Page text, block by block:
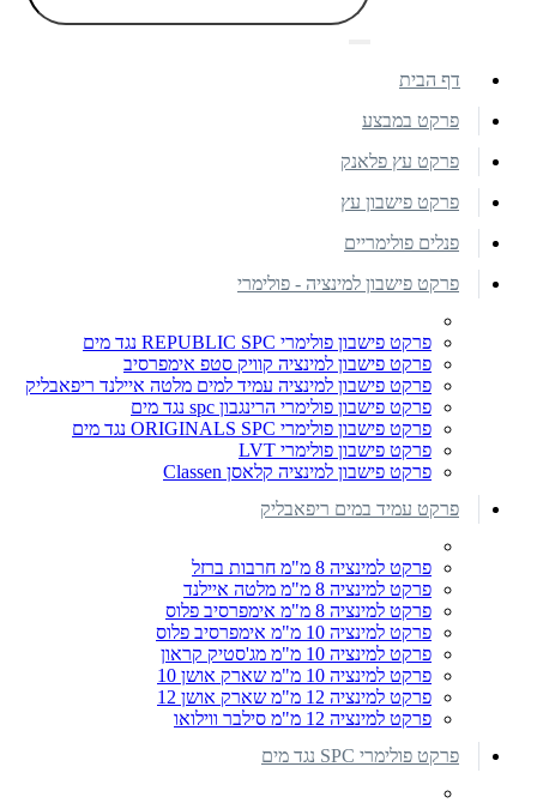
דף הבית
פרקט במבצע
פרקט עץ פלאנק
פרקט פישבון עץ
פנלים פולימריים
פרקט פישבון למינציה - פולימרי
פרקט פישבון פולימרי REPUBLIC SPC נגד מים
פרקט פישבון למינציה קוויק סטפ אימפרסיב
פרקט פישבון למינציה עמיד למים מלטה איילנד ריפאבליק
פרקט פישבון פולימרי הרינגבון spc נגד מים
פרקט פישבון פולימרי ORIGINALS SPC נגד מים
פרקט פישבון פולימרי LVT
פרקט פישבון למינציה קלאסן Classen
פרקט עמיד במים ריפאבליק
פרקט למינציה 8 מ"מ חרבות ברזל
פרקט למינציה 8 מ"מ מלטה איילנד
פרקט למינציה 8 מ"מ אימפרסיב פלוס
פרקט למינציה 10 מ"מ אימפרסיב פלוס
פרקט למינציה 10 מ"מ מג'סטיק קראון
פרקט למינציה 10 מ"מ שארק אושן 10
פרקט למינציה 12 מ"מ שארק אושן 12
פרקט למינציה 12 מ"מ סילבר ווילואו
פרקט פולימרי SPC נגד מים